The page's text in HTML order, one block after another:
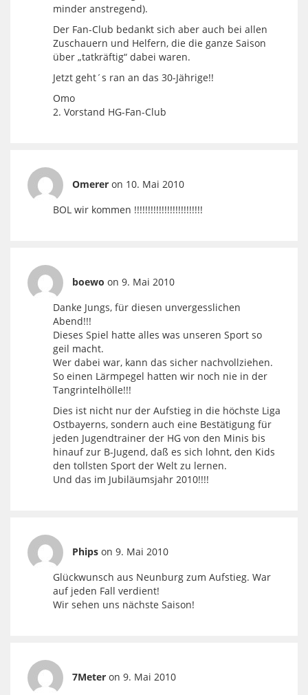
minder anstregend).
Der Fan-Club bedankt sich aber auch bei allen
Zuschauern und Helfern, die die ganze Saison
über „tatkräftig“ dabei waren.
Jetzt geht´s ran an das 30-Jährige!!
Omo
2. Vorstand HG-Fan-Club
Omerer on 10. Mai 2010
BOL wir kommen !!!!!!!!!!!!!!!!!!!!!!!!!
boewo on 9. Mai 2010
Danke Jungs, für diesen unvergesslichen
Abend!!!
Dieses Spiel hatte alles was unseren Sport so
geil macht.
Wer dabei war, kann das sicher nachvollziehen.
So einen Lärmpegel hatten wir noch nie in der
Tangrintelhölle!!!
Dies ist nicht nur der Aufstieg in die höchste Liga
Ostbayerns, sondern auch eine Bestätigung für
jeden Jugendtrainer der HG von den Minis bis
hinauf zur B-Jugend, daß es sich lohnt, den Kids
den tollsten Sport der Welt zu lernen.
Und das im Jubiläumsjahr 2010!!!!
Phips on 9. Mai 2010
Glückwunsch aus Neunburg zum Aufstieg. War
auf jeden Fall verdient!
Wir sehen uns nächste Saison!
7Meter on 9. Mai 2010